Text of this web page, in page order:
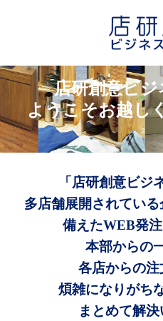
店研創意ビ
ようこそお越し
「店研創意ビジ
多店舗展開されてい
備えたWEB発注
本部からの
各店からの注
煩雑になりがち
まとめて解決